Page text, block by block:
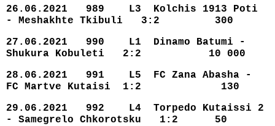
26.06.2021 989 L3 Kolchis 1913 Poti
- Meshakhte Tkibuli 3:2 300
27.06.2021 990 L1 Dinamo Batumi -
Shukura Kobuleti 2:2 10 000
28.06.2021 991 L5 FC Zana Abasha -
FC Martve Kutaisi 1:2 130
29.06.2021 992 L4 Torpedo Kutaissi 2
- Samegrelo Chkorotsku 1:2 50